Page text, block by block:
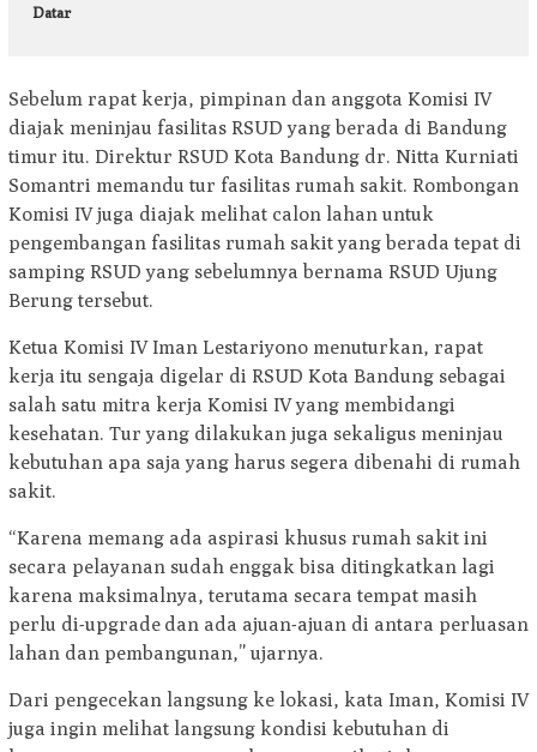
Datar
Sebelum rapat kerja, pimpinan dan anggota Komisi IV
diajak meninjau fasilitas RSUD yang berada di Bandung
timur itu. Direktur RSUD Kota Bandung dr. Nitta Kurniati
Somantri memandu tur fasilitas rumah sakit. Rombongan
Komisi IV juga diajak melihat calon lahan untuk
pengembangan fasilitas rumah sakit yang berada tepat di
samping RSUD yang sebelumnya bernama RSUD Ujung
Berung tersebut.
Ketua Komisi IV Iman Lestariyono menuturkan, rapat
kerja itu sengaja digelar di RSUD Kota Bandung sebagai
salah satu mitra kerja Komisi IV yang membidangi
kesehatan. Tur yang dilakukan juga sekaligus meninjau
kebutuhan apa saja yang harus segera dibenahi di rumah
sakit.
“Karena memang ada aspirasi khusus rumah sakit ini
secara pelayanan sudah enggak bisa ditingkatkan lagi
karena maksimalnya, terutama secara tempat masih
perlu di-upgrade dan ada ajuan-ajuan di antara perluasan
lahan dan pembangunan,” ujarnya.
Dari pengecekan langsung ke lokasi, kata Iman, Komisi IV
juga ingin melihat langsung kondisi kebutuhan di